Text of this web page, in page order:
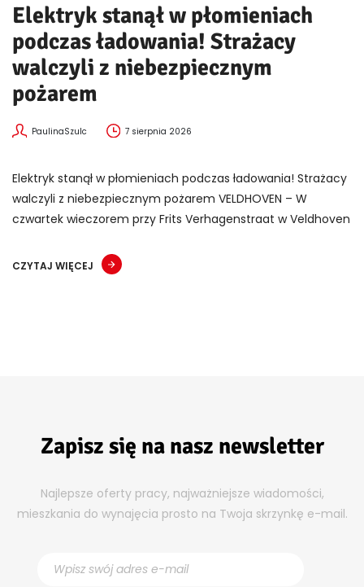
Elektryk stanął w płomieniach
podczas ładowania! Strażacy
walczyli z niebezpiecznym
pożarem
PaulinaSzulc 7 sierpnia 2026
Elektryk stanął w płomieniach podczas ładowania! Strażacy
walczyli z niebezpiecznym pożarem VELDHOVEN – W
czwartek wieczorem przy Frits Verhagenstraat w Veldhoven
CZYTAJ WIĘCEJ
Zapisz się na nasz newsletter
Najlepsze oferty pracy, najważniejsze wiadomości,
mieszkania do wynajęcia prosto na Twoja skrzynkę e-mail.